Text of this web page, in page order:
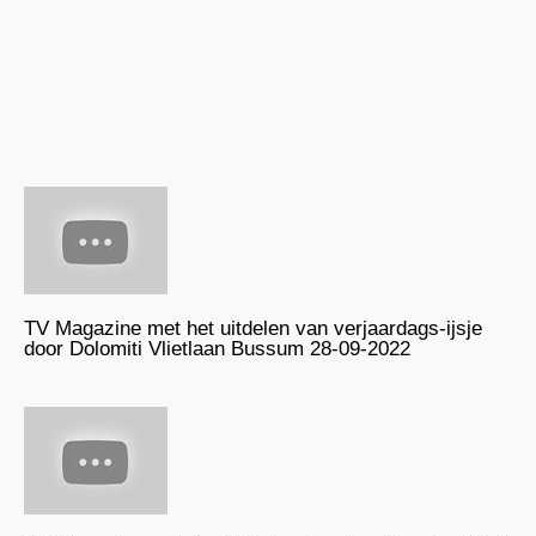
TV Magazine met het uitdelen van verjaardags-ijsje
door Dolomiti Vlietlaan Bussum 28-09-2022